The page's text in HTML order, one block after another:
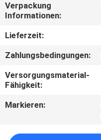
TRETEN
SIE
MIT
IN
VERBINDUNG
NACHRICHTEN
Verpackung
Informationen:
Lieferzeit:
Zahlungsbedingungen:
Versorgungsmaterial-
Fähigkeit:
Markieren: